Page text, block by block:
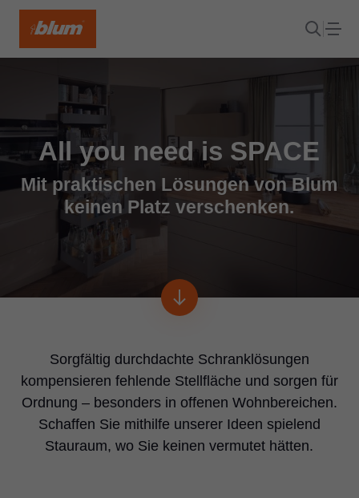
All you need is SPACE
Mit praktischen Lösungen von Blum
keinen Platz verschenken.
Sorgfältig durchdachte Schranklösungen
kompensieren fehlende Stellfläche und sorgen für
Ordnung – besonders in offenen Wohnbereichen.
Schaffen Sie mithilfe unserer Ideen spielend
Stauraum, wo Sie keinen vermutet hätten.